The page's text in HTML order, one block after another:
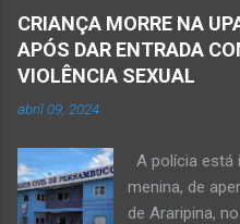
CRIANÇA MORRE NA
APÓS DAR ENTRADA
VIOLÊNCIA SEXUAL
abril 09, 2024
A polícia está
menina, de
de Araripina,